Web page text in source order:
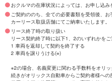
おクルマの在庫状況によっては、お申し込み
ご契約ののち、全ての必要書類を受領後、
カーリース取扱店舗にてご納車いたします。
リース終了時の取り扱い
リース契約終了時に以下1、2のいずれかをご
1 車両を返却して契約を終了する
2 車両を譲りうける(※)
※2の場合、名義変更に関わる手数料をオリ
続きがオリックス自動車からご契約者様へ